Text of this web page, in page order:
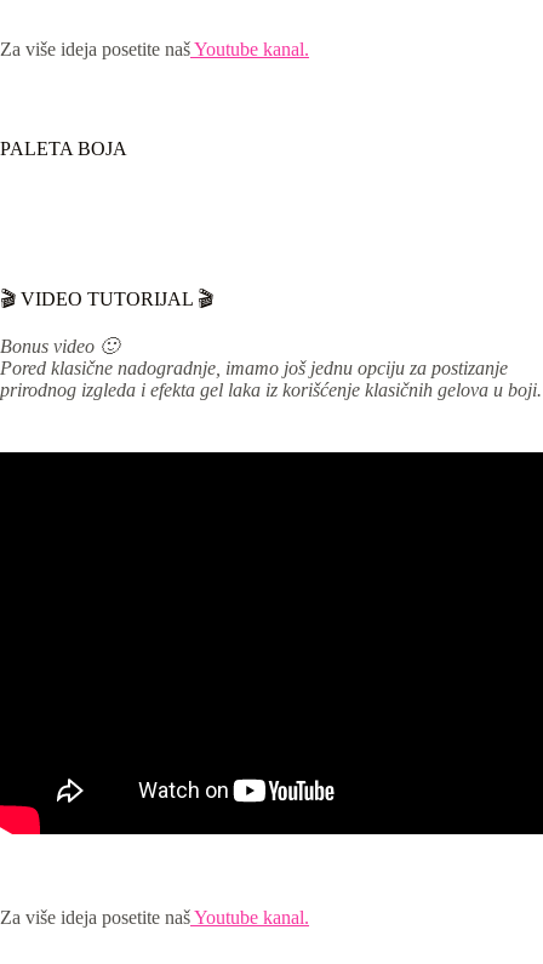
Za više ideja posetite našYoutube kanal.
PALETA BOJA
🎬 VIDEO TUTORIJAL 🎬
Bonus video 🙂
Pored klasične nadogradnje, imamo još jednu opciju za postizanje
prirodnog izgleda i efekta gel laka iz korišćenje klasičnih gelova u boji.
Za više ideja posetite našYoutube kanal.